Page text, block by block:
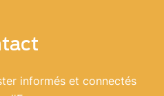
informés et connectés